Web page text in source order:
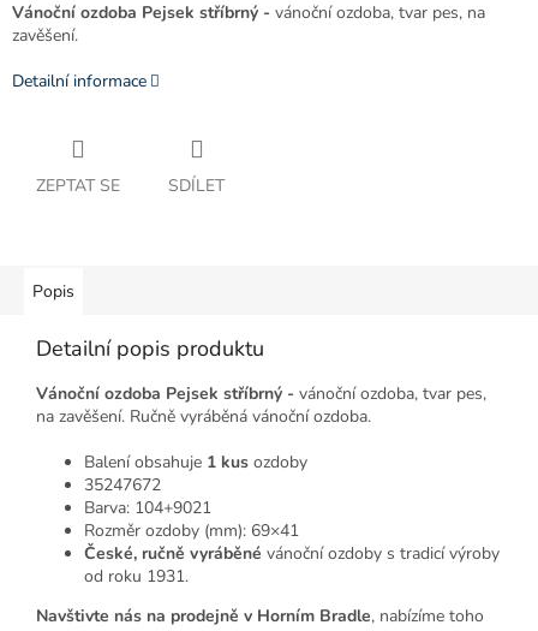
Vánoční ozdoba Pejsek stříbrný - vánoční ozdoba, tvar pes, na
zavěšení.
Detailní informace
ZEPTAT SE SDÍLET
Popis
Detailní popis produktu
Vánoční ozdoba Pejsek stříbrný - vánoční ozdoba, tvar pes,
na zavěšení. Ručně vyráběná vánoční ozdoba.
Balení obsahuje 1 kus ozdoby
35247672
Barva: 104+9021
Rozměr ozdoby (mm): 69×41
České, ručně vyráběné vánoční ozdoby s tradicí výroby
od roku 1931.
Navštivte nás na prodejně v Horním Bradle, nabízíme toho